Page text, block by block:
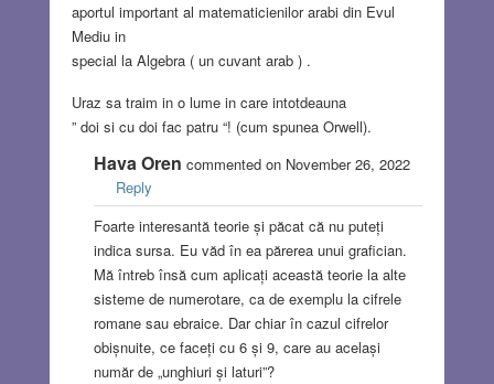
aportul important al matematicienilor arabi din Evul
Mediu in
special la Algebra ( un cuvant arab ) .
Uraz sa traim in o lume in care intotdeauna
” doi si cu doi fac patru “! (cum spunea Orwell).
Hava Oren commented on November 26, 2022
Reply
Foarte interesantă teorie și păcat că nu puteți
indica sursa. Eu văd în ea părerea unui grafician.
Mă întreb însă cum aplicați această teorie la alte
sisteme de numerotare, ca de exemplu la cifrele
romane sau ebraice. Dar chiar în cazul cifrelor
obișnuite, ce faceți cu 6 și 9, care au același
număr de „unghiuri și laturi”?